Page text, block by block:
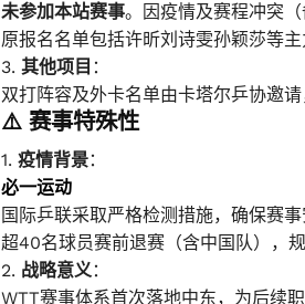
未参加本站赛事。因疫情及赛程冲突
原报名名单包括许昕刘诗雯孙颖莎等主
3. 其他项目 ：
双打阵容及外卡名单由卡塔尔乒协邀
⚠️ 赛事特殊性
1. 疫情背景：
必一运动
国际乒联采取严格检测措施，确保赛事
超40名球员赛前退赛（含中国队），规
2. 战略意义：
WTT赛事体系首次落地中东，为后续职